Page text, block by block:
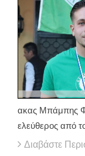
ακας Μπάμπης
ελεύθερος από
Διαβάστε